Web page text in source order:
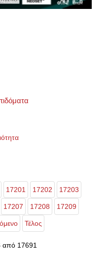
17201 17202 17203
17207 17208 17209
Τέλος
από 17691